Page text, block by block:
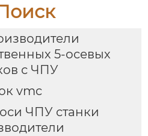
5-осевых
с ЧПУ
vmc
ЧПУ станки